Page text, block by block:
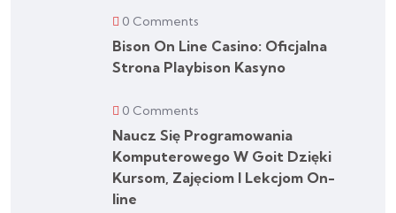
0 Comments
Bison On Line Casino: Oficjalna
Strona Playbison Kasyno
0 Comments
Naucz Się Programowania
Komputerowego W Goit Dzięki
Kursom, Zajęciom I Lekcjom On-
line